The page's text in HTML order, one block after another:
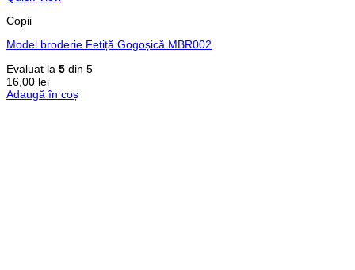
Copii
Model broderie Fetiță Gogoșică MBR002
Evaluat la 5 din 5
16,00 lei
Adaugă în coș